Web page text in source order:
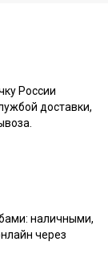
России
доставки,
наличными,
через